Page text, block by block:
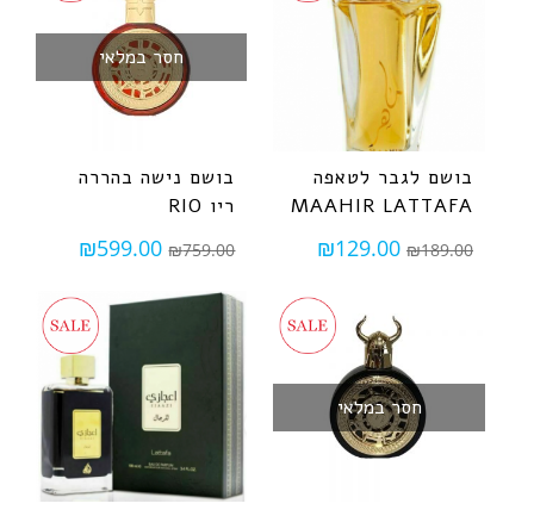
בושם לגבר לטאפה
MAAHIR LATTAFA
₪189.00
₪129.00
חסר במלאי
בושם נישה בהררה
ריו RIO
₪759.00
₪599.00
חסר במלאי